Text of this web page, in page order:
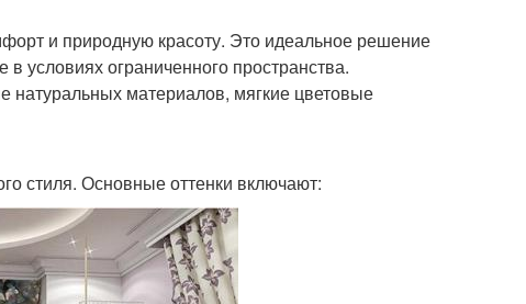
и природную красоту. Это идеальное решение
условиях ограниченного пространства.
натуральных материалов, мягкие цветовые
стиля. Основные оттенки включают: